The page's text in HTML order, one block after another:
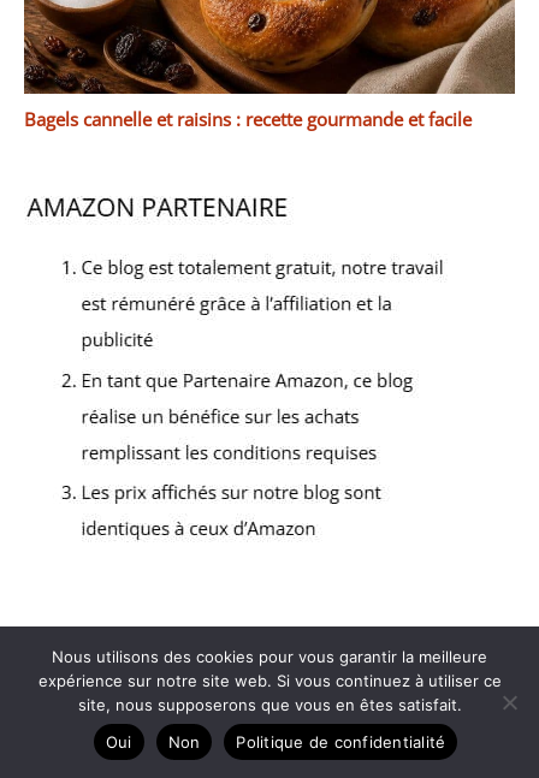
Bagels cannelle et raisins : recette gourmande et facile
Amazon
Contact
Mentions légales
Nous utilisons des cookies pour vous garantir la meilleure
expérience sur notre site web. Si vous continuez à utiliser ce
site, nous supposerons que vous en êtes satisfait.
Oui
Non Politique de confidentialité